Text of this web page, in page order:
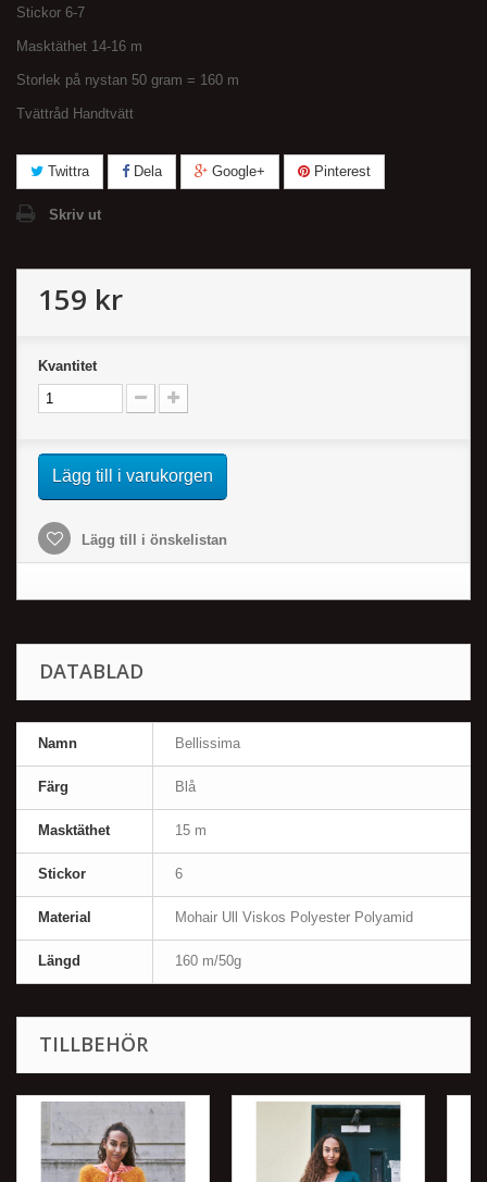
Stickor 6-7
Masktäthet 14-16 m
Storlek på nystan 50 gram = 160 m
Tvättråd Handtvätt
Twittra Dela Google+ Pinterest
Skriv ut
159 kr
Kvantitet
Lägg till i varukorgen
Lägg till i önskelistan
DATABLAD
Namn Bellissima
Färg Blå
Masktäthet 15 m
Stickor 6
Material Mohair Ull Viskos Polyester Polyamid
Längd 160 m/50g
TILLBEHÖR